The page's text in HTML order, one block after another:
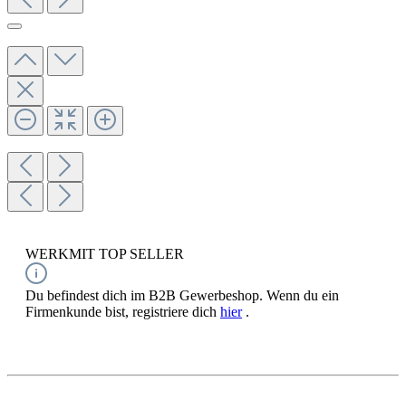
WERKMIT TOP SELLER
Du befindest dich im B2B Gewerbeshop. Wenn du ein
Firmenkunde bist, registriere dich hier.